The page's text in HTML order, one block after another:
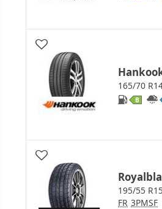
165/70
B
195/55
FR 3PMSF